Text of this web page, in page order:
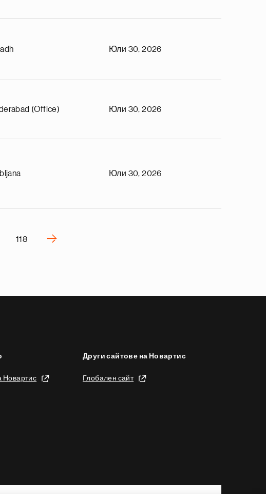
Юли 30, 2026
(Office) Юли 30, 2026
Юли 30, 2026
118
›
Новартис
Други сайтове на Новартис
Глобален сайт